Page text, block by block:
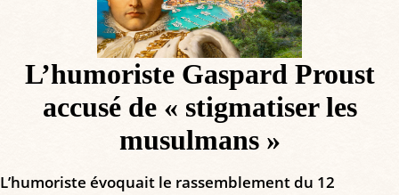
L’humoriste Gaspard Proust
accusé de « stigmatiser les
musulmans »
L’humoriste évoquait le rassemblement du 12